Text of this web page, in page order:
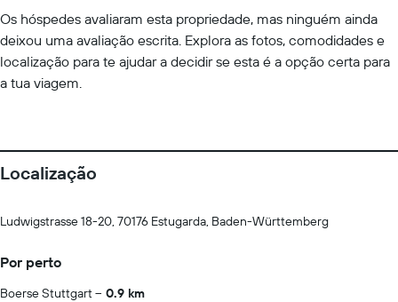
Os hóspedes avaliaram esta propriedade, mas ninguém ainda
deixou uma avaliação escrita. Explora as fotos, comodidades e
localização para te ajudar a decidir se esta é a opção certa para
a tua viagem.
Localização
Ludwigstrasse 18-20, 70176 Estugarda, Baden-Württemberg
Por perto
Boerse Stuttgart
0.9 km